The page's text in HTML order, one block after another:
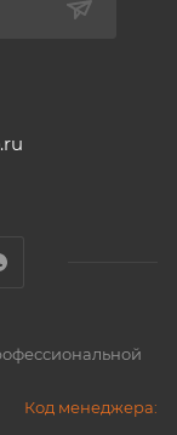
Код менеджера: